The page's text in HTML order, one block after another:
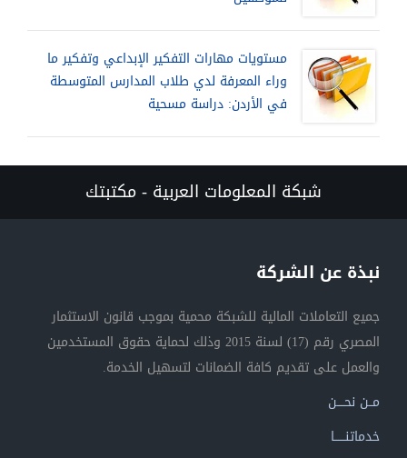
مستويات مهارات التفكير الإبداعي وتفكير ما
وراء المعرفة لدي طلاب المدارس المتوسطة
في الأردن: دراسة مسحية
شبكة المعلومات العربية - مكتبتك
نبذة عن الشركة
جميع التعاملات المالية للشبكة محمية بموجب قانون الاستثمار
المصري رقم (17) لسنة 2015 وذلك لحماية حقوق المستخدمين
والعمل على تقديم كافة الضمانات لتسهيل الخدمة.
مــن نحــــن
خدماتنــــــا